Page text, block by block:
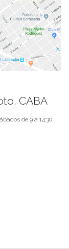
CABA
de 9 a 14:30